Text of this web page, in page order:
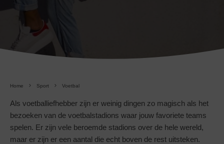
Home Sport Voetbal
Als voetballiefhebber zijn er weinig dingen zo magisch als het
bezoeken van de voetbalstadions waar jouw favoriete teams
spelen. Er zijn vele beroemde stadions over de hele wereld,
maar er zijn er een aantal die echt boven de rest uitsteken.